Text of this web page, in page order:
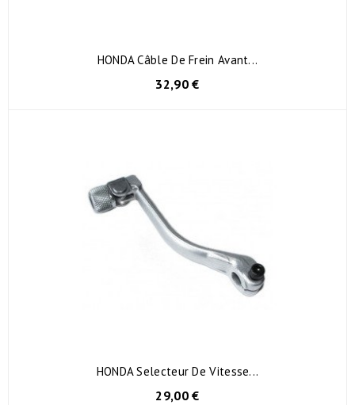
HONDA Câble De Frein Avant...
32,90 €
HONDA Selecteur De Vitesse...
29,00 €